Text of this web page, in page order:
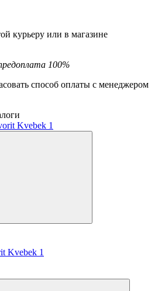
курьеру или в магазине
100%
способ оплаты с менеджером
Kvebek 1